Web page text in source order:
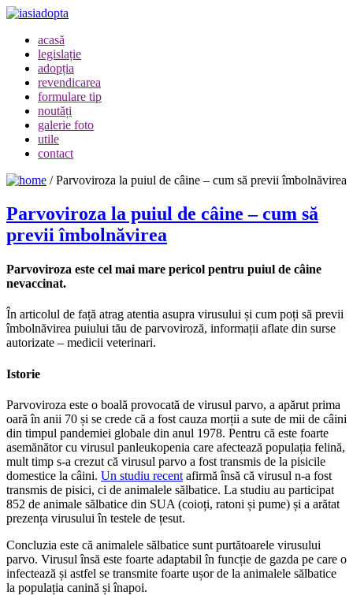
acasă
legislație
adopția
revendicarea
formulare tip
noutăți
galerie foto
utile
contact
/Parvoviroza la puiul de câine – cum să previi îmbolnăvirea
Parvoviroza la puiul de câine – cum să
previi îmbolnăvirea
Parvoviroza este cel mai mare pericol pentru puiul de câine
nevaccinat.
În articolul de față atrag atentia asupra virusului și cum poți să previi
îmbolnăvirea puiului tău de parvoviroză, informații aflate din surse
autorizate – medicii veterinari.
Istorie
Parvoviroza este o boală provocată de virusul parvo, a apărut prima
oară în anii 70 și se crede că a fost cauza morții a sute de mii de câini
din timpul pandemiei globale din anul 1978. Pentru că este foarte
asemănător cu virusul panleukopenia care afectează populația felină,
mult timp s-a crezut că virusul parvo a fost transmis de la pisicile
domestice la câini. Un studiu recent afirmă însă că virusul n-a fost
transmis de pisici, ci de animalele sălbatice. La studiu au participat
852 de animale sălbatice din SUA (coioți, ratoni și pume) și a arătat
prezența virusului în testele de țesut.
Concluzia este că animalele sălbatice sunt purtătoarele virusului
parvo. Virusul însă este foarte adaptabil în funcție de gazda pe care o
infectează și astfel se transmite foarte ușor de la animalele sălbatice
la populația canină și înapoi.